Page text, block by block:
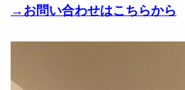
→お問い合わせはこちらから